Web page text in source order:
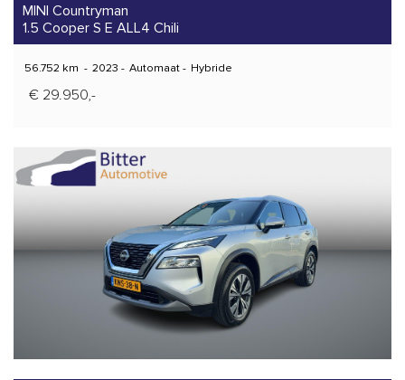
MINI Countryman
1.5 Cooper S E ALL4 Chili
56.752 km - 2023 - Automaat- Hybride
€ 29.950,-